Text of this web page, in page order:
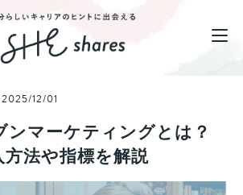
2025/12/01
ンマーケティングとは？
法や指標を解説